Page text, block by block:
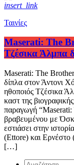
insert_link
Ταινίες
Maserati: The
Τζέσικα Άλμπα
Maserati: The
δίπλα στον Άντονι
ηθοποιός Τζέσικα
καστ της
παραγωγή “Maserati:
βραβευμένου με
εστιάσει στην
(Ettore) και Ερνέστο
[…]